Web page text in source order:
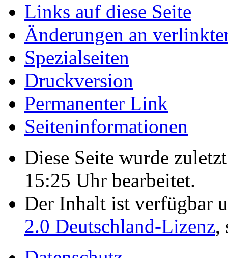
Links auf diese Seite
Änderungen an
Spezialseiten
Druckversion
Permanenter Link
Seiten­­informationen
Diese Seite wurde
15:25 Uhr bearbeitet.
Der Inhalt ist verfügbar
2.0 Deutschland-Lizenz,